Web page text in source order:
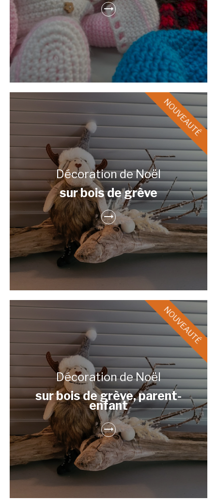
Décoration de Noël
sur bois de grève
Décoration de Noël
sur bois de grève, parent-
enfant